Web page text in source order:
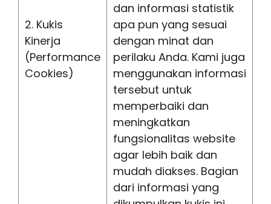
2. Kukis
Kinerja
(Performance
Cookies)
dan informasi statistik
apa pun yang sesuai
dengan minat dan
perilaku Anda. Kami juga
menggunakan informasi
tersebut untuk
memperbaiki dan
meningkatkan
fungsionalitas website
agar lebih baik dan
mudah diakses. Bagian
dari informasi yang